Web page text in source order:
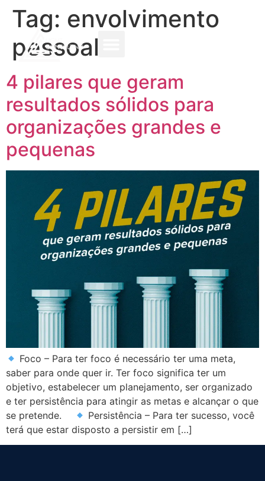
Tag: envolvimento
pessoal
4 pilares que geram
resultados sólidos para
organizações grandes e
pequenas
Foco – Para ter foco é necessário ter uma meta,
saber para onde quer ir. Ter foco significa ter um
objetivo, estabelecer um planejamento, ser organizado
e ter persistência para atingir as metas e alcançar o que
se pretende. ⠀
Persistência – Para ter sucesso, você
terá que estar disposto a persistir em […]